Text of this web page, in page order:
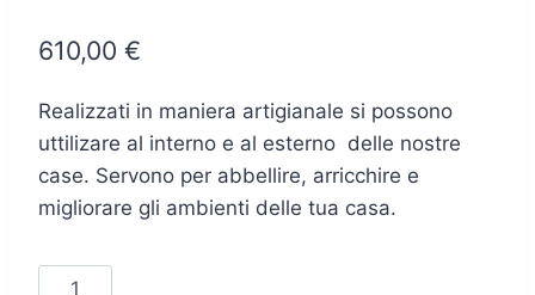
610,00 €
Realizzati in maniera artigianale si possono
uttilizare al interno e al esterno delle nostre
case. Servono per abbellire, arricchire e
migliorare gli ambienti delle tua casa.
Rosone